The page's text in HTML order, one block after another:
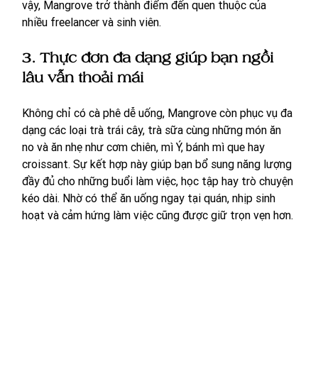
vậy, Mangrove trở thành điểm đến quen thuộc của
nhiều freelancer và sinh viên.
3. Thực đơn đa dạng giúp bạn ngồi
lâu vẫn thoải mái
Không chỉ có cà phê dễ uống, Mangrove còn phục vụ đa
dạng các loại trà trái cây, trà sữa cùng những món ăn
no và ăn nhẹ như cơm chiên, mì Ý, bánh mì que hay
croissant. Sự kết hợp này giúp bạn bổ sung năng lượng
đầy đủ cho những buổi làm việc, học tập hay trò chuyện
kéo dài. Nhờ có thể ăn uống ngay tại quán, nhịp sinh
hoạt và cảm hứng làm việc cũng được giữ trọn vẹn hơn.